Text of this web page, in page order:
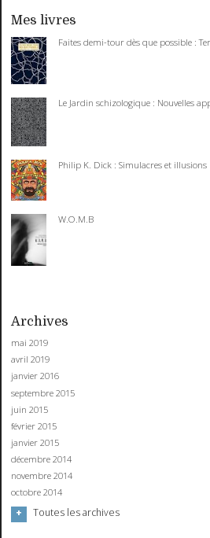
Mes livres
Faites demi-tour dès que possible :
Le Jardin schizologique : Nouvelles
Philip K. Dick : Simulacres et illusions
W.O.M.B
Archives
mai 2019
avril 2019
janvier 2016
septembre 2015
juin 2015
février 2015
janvier 2015
décembre 2014
novembre 2014
octobre 2014
Toutes les archives